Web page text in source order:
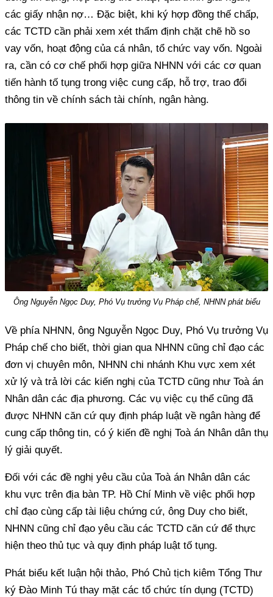
các giấy nhận nợ… Đặc biệt, khi ký hợp đồng thế chấp,
các TCTD cần phải xem xét thẩm định chặt chẽ hồ so
vay vốn, hoạt động của cá nhân, tổ chức vay vốn. Ngoài
ra, cần có cơ chế phối hợp giữa NHNN với các cơ quan
tiến hành tố tụng trong việc cung cấp, hỗ trợ, trao đổi
thông tin về chính sách tài chính, ngân hàng.
Ông Nguyễn Ngọc Duy, Phó Vụ trưởng Vụ Pháp chế, NHNN phát biểu
Về phía NHNN, ông Nguyễn Ngọc Duy, Phó Vụ trưởng Vụ
Pháp chế cho biết, thời gian qua NHNN cũng chỉ đạo các
đơn vị chuyên môn, NHNN chi nhánh Khu vực xem xét
xử lý và trả lời các kiến nghị của TCTD cũng như Toà án
Nhân dân các địa phương. Các vụ việc cụ thể cũng đã
được NHNN căn cứ quy định pháp luật về ngân hàng để
cung cấp thông tin, có ý kiến đề nghị Toà án Nhân dân thụ
lý giải quyết.
Đối với các đề nghị yêu cầu của Toà án Nhân dân các
khu vực trên địa bàn TP. Hồ Chí Minh về việc phối hợp
chỉ đạo cùng cấp tài liệu chứng cứ, ông Duy cho biết,
NHNN cũng chỉ đạo yêu cầu các TCTD căn cứ để thực
hiện theo thủ tục và quy định pháp luật tố tụng.
Phát biểu kết luận hội thảo, Phó Chủ tịch kiêm Tổng Thư
ký Đào Minh Tú thay mặt các tổ chức tín dụng (TCTD)